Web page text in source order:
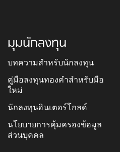
มุมนักลงทุน
บทความสำหรับนักลงทุน
คู่มือลงทุนทองคำสำหรับมือ
ใหม่
นักลงทุนอินเตอร์โกลด์
นโยบายการคุ้มครองข้อมูล
ส่วนบุคคล